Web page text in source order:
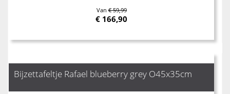
Van€ 59,99
€ 166,90
Bijzettafeltje Rafael blueberry grey O45x35cm